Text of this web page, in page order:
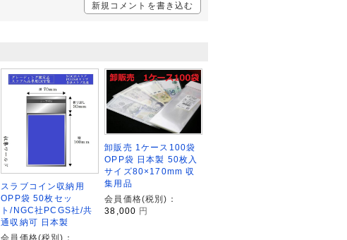
新規コメントを書き込む
スラブコイン収納用
OPP袋 50枚セッ
ト/NGC社PCGS社/共
通収納可 日本製
会員価格(税別)：
卸販売 1ケース100袋
OPP袋 日本製 50枚入
サイズ80×170mm 収
集用品
会員価格(税別)：
38,000 円